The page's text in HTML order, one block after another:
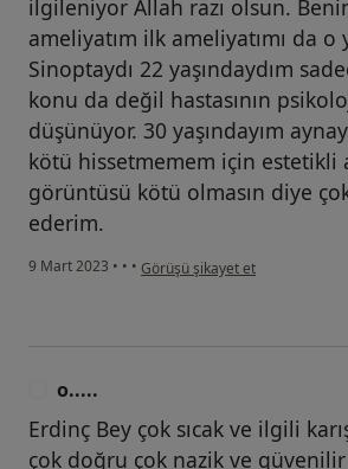
ilgileniyor Allah razı olsun.
ameliyatım ilk ameliyatımı da o
Sinoptaydı 22 yaşındaydım
konu da değil hastasının
düşünüyor. 30 yaşındayım
kötü hissetmemem için estetikli
görüntüsü kötü olmasın diye
ederim.
9 Mart 2023 • • • kullanıcının görüşüne göre z.....
Görüşü şikayet et
o.....
Erdinç Bey çok sıcak ve ilgili
çok doğru çok nazik ve